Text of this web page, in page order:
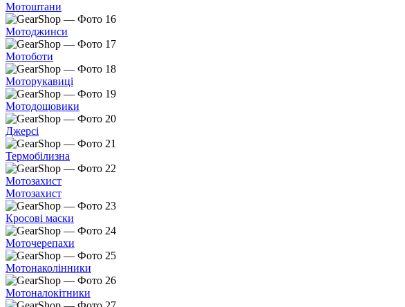
Мотоштани
Мотоджинси
Мотоботи
Моторукавиці
Мотодощовики
Джерсі
Термобілизна
Мотозахист
Мотозахист
Кросові маски
Моточерепахи
Мотонаколінники
Мотоналокітники